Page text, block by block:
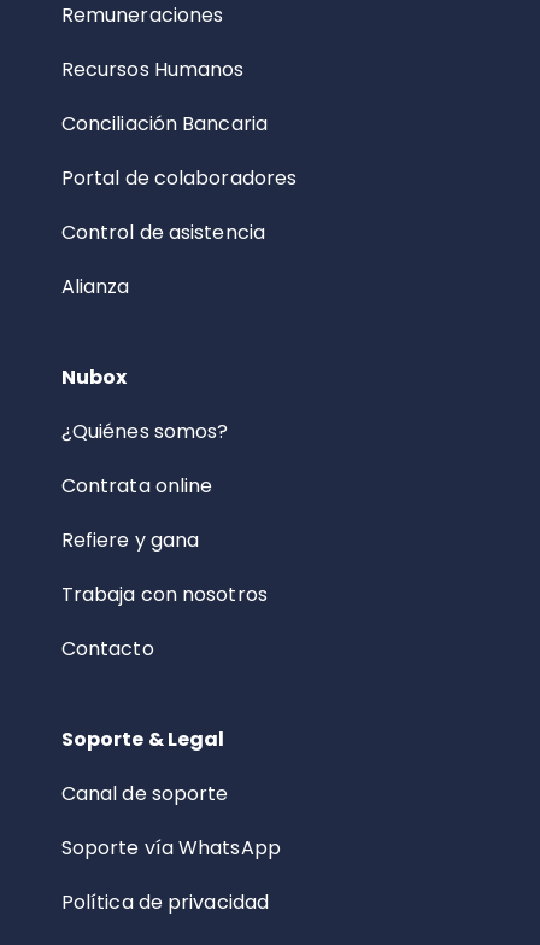
Remuneraciones
Recursos Humanos
Conciliación Bancaria
Portal de colaboradores
Control de asistencia
Alianza
Nubox
¿Quiénes somos?
Contrata online
Refiere y gana
Trabaja con nosotros
Contacto
Soporte & Legal
Canal de soporte
Soporte vía WhatsApp
Política de privacidad